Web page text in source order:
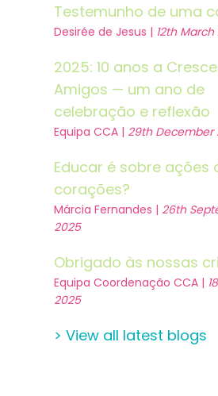
Testemunho de uma
Desirée de Jesus | 12th
2025: 10 anos a
Amigos — um ano de
celebração e reflexão
Equipa CCA | 29th December
Educar é sobre ações
corações?
Márcia Fernandes | 26th
2025
Obrigado às nossas
Equipa Coordenação CCA |
2025
> View all latest blogs